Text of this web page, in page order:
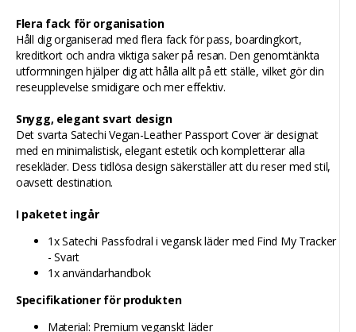
Flera fack för organisation
Håll dig organiserad med flera fack för pass, boardingkort,
kreditkort och andra viktiga saker på resan. Den genomtänkta
utformningen hjälper dig att hålla allt på ett ställe, vilket gör din
reseupplevelse smidigare och mer effektiv.
Snygg, elegant svart design
Det svarta Satechi Vegan-Leather Passport Cover är designat
med en minimalistisk, elegant estetik och kompletterar alla
resekläder. Dess tidlösa design säkerställer att du reser med stil,
oavsett destination.
I paketet ingår
1x Satechi Passfodral i vegansk läder med Find My Tracker
- Svart
1x användarhandbok
Specifikationer för produkten
Material: Premium veganskt läder